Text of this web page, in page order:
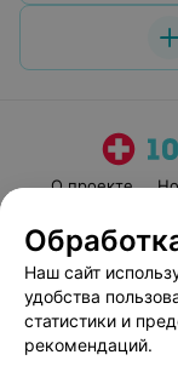
О проекте
Наш сайт
удобства
статистики и
рекомендаций.